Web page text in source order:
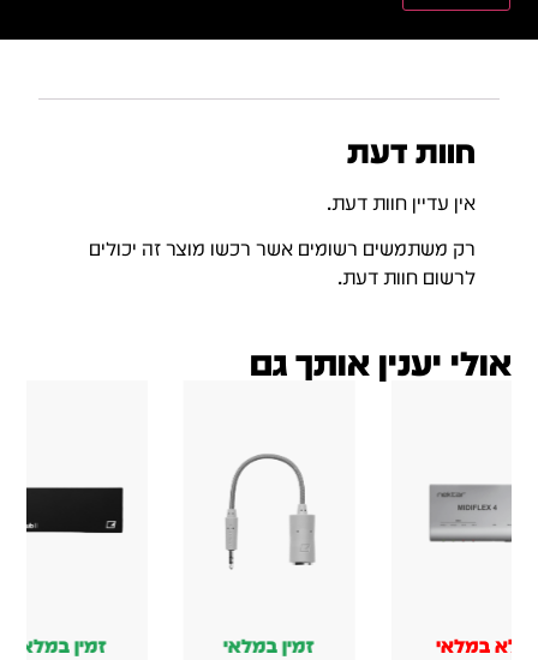
חוות דעת
אין עדיין חוות דעת.
רק משתמשים רשומים אשר רכשו מוצר זה יכולים
לרשום חוות דעת.
אולי יענין אותך גם
לא במלאי
זמין במלאי
זמין במלאי